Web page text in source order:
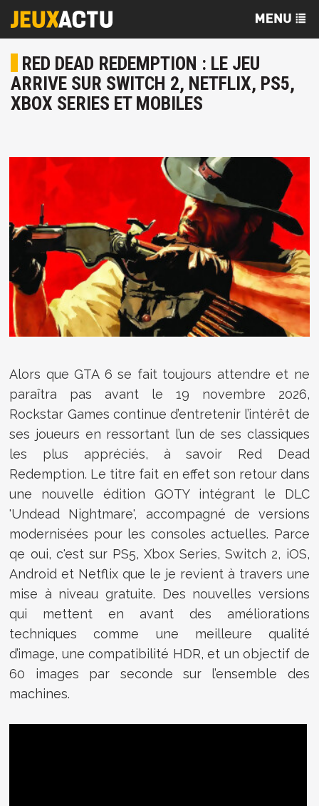
RED DEAD REDEMPTION : LE JEU
ARRIVE SUR SWITCH 2, NETFLIX, PS5,
XBOX SERIES ET MOBILES
Alors que GTA 6 se fait toujours attendre et ne
paraîtra pas avant le 19 novembre 2026,
Rockstar Games continue d’entretenir l’intérêt de
ses joueurs en ressortant l’un de ses classiques
les plus appréciés, à savoir Red Dead
Redemption. Le titre fait en effet son retour dans
une nouvelle édition GOTY intégrant le DLC
'Undead Nightmare', accompagné de versions
modernisées pour les consoles actuelles. Parce
qe oui, c'est sur PS5, Xbox Series, Switch 2, iOS,
Android et Netflix que le je revient à travers une
mise à niveau gratuite. Des nouvelles versions
qui mettent en avant des améliorations
techniques comme une meilleure qualité
d’image, une compatibilité HDR, et un objectif de
60 images par seconde sur l’ensemble des
machines.